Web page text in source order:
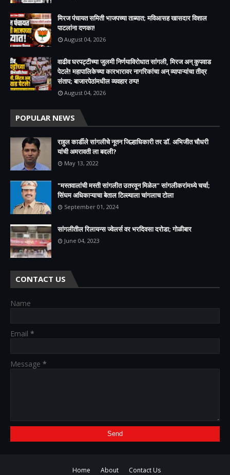
मिरज पंचायत समिती भाजपच्या ताब्यात; मविआसह खासदार विशाल
पाटलांना दणका!
August 04, 2026
वाढीव घरपट्टीच्या जुलमी निर्णयाविरोधात सांगली, मिरज अन् कुपवाड
पेटले! महापालिकेच्या कारभारावर नागरिकांचा अन् व्यापाऱ्यांचा तीव्र
संताप; बाजारपेठांमधील व्यवहार ठप्प!​
August 04, 2026
POPULAR NEWS
राहुल कार्डीले सांगलीचे नूतन जिल्हाधिकारी तर डॉ. अभिजीत चौधरी
यांची अमरावती ला बदली?
May 13, 2022
"मस्तवालांची मस्ती सांगलीत उतरवून मिळेल" सांगलीकरांमध्ये चर्चा;
सिंघम अधिकाऱ्याचा बेताल टिल्ल्याला चांगलाच टोला
September 01, 2024
सांगलीतील रिलायन्स ज्वेलर्स वर भरदिवसा दरोडा; गोळीबार
June 04, 2023
CONTACT US
Name
Email *
Message *
Home About Contact Us